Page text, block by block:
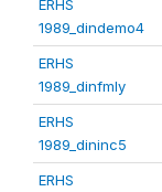
ERHS
1989_dindemo4
ERHS
1989_dinfmly
ERHS
1989_dininc5
ERHS